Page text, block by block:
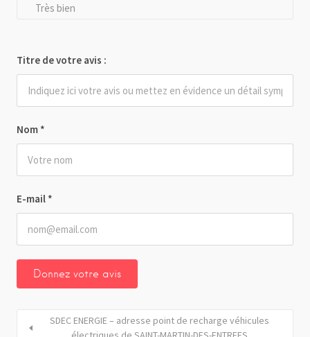
Nom *
E-mail *
Très bien
Titre de votre avis :
SDEC ENERGIE – adresse point de recharge véhicules